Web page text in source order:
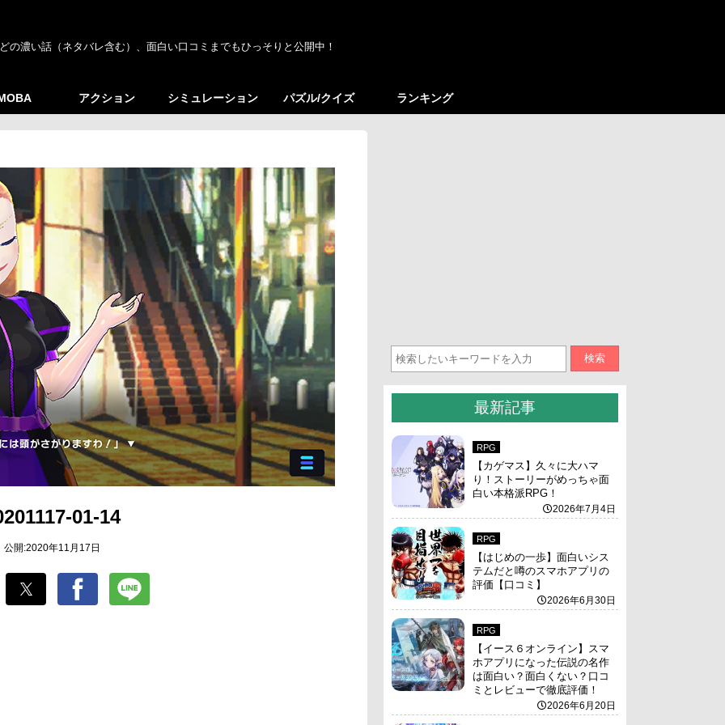
濃い話（ネタバレ含む）、面白い口コミまでもひっそりと公開中！
アクション シミュレーション パズル/クイズ ランキング
01-14
公開:2020年11月17日
検索
最新記事
RPG
【カゲマス】久々に大ハマ
り！ストーリーがめっちゃ面
白い本格派RPG！
2026年7月4日
RPG
【はじめの一歩】面白いシス
テムだと噂のスマホアプリの
評価【口コミ】
2026年6月30日
RPG
【イース６オンライン】スマ
ホアプリになった伝説の名作
は面白い？面白くない？口コ
ミとレビューで徹底評価！
2026年6月20日